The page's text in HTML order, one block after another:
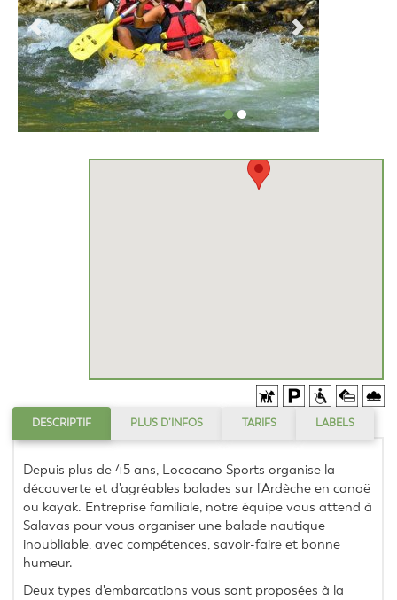
DESCRIPTIF PLUS D’INFOS TARIFS LABELS
Depuis plus de 45 ans, Locacano Sports organise la
découverte et d'agréables balades sur l'Ardèche en canoë
ou kayak. Entreprise familiale, notre équipe vous attend à
Salavas pour vous organiser une balade nautique
inoubliable, avec compétences, savoir-faire et bonne
humeur.
Deux types d'embarcations vous sont proposées à la